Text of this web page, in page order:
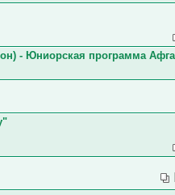
- Юниорская программа